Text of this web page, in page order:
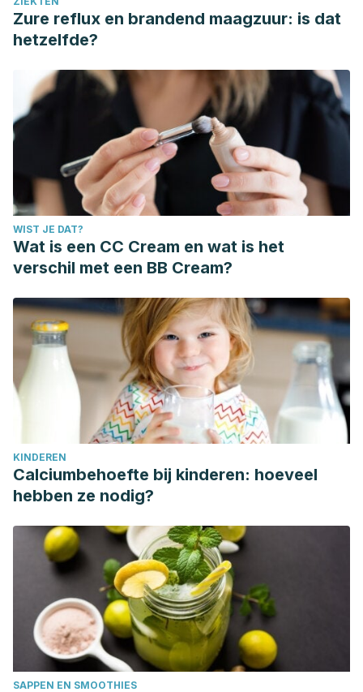
Zure reflux en brandend maagzuur: is dat
hetzelfde?
WIST JE DAT?
Wat is een CC Cream en wat is het
verschil met een BB Cream?
KINDEREN
Calciumbehoefte bij kinderen: hoeveel
hebben ze nodig?
SAPPEN EN SMOOTHIES